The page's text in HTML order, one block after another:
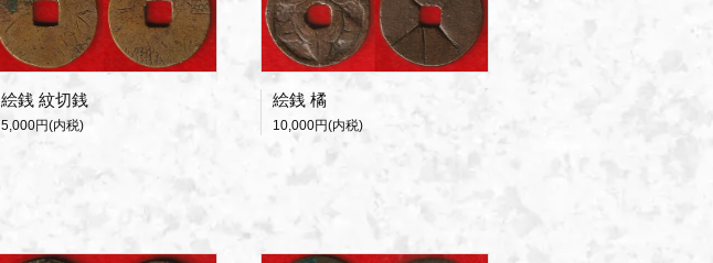
絵銭 紋切銭
5,000円(内税)
絵銭 橘
10,000円(内税)